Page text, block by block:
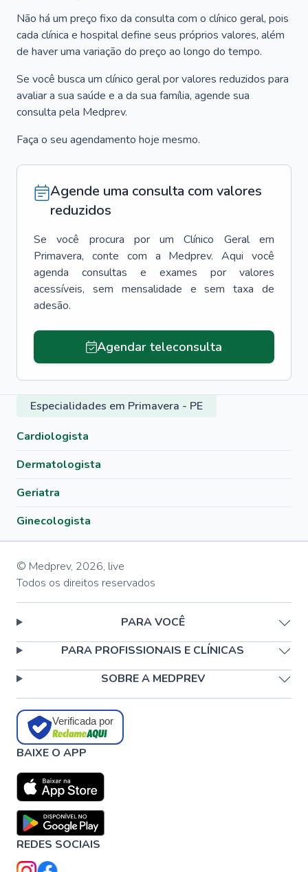
Não há um preço fixo da consulta com o clínico geral, pois
cada clínica e hospital define seus próprios valores, além
de haver uma variação do preço ao longo do tempo.
Se você busca um clínico geral por valores reduzidos para
avaliar a sua saúde e a da sua família, agende sua
consulta pela Medprev.
Faça o seu agendamento hoje mesmo.
Agende uma consulta com valores
reduzidos
Se você procura por um Clínico Geral
em
Primavera, conte com a Medprev. Aqui você
agenda consultas e exames por valores
acessíveis, sem mensalidade e sem taxa de
adesão.
Agendar teleconsulta
Especialidades em Primavera - PE
Cardiologista
Dermatologista
Geriatra
Ginecologista
© Medprev, 2026, live
Todos os direitos reservados
PARA VOCÊ
PARA PROFISSIONAIS E CLÍNICAS
SOBRE A MEDPREV
Verificada por
BAIXE O APP
REDES SOCIAIS